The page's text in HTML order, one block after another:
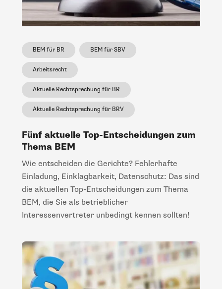
BEM für BR BEM für SBV
Arbeitsrecht
Aktuelle Rechtsprechung für BR
Aktuelle Rechtsprechung für BRV
Fünf aktuelle Top-Entscheidungen zum
Thema BEM
Wie entscheiden die Gerichte? Fehlerhafte
Einladung, Einklagbarkeit, Datenschutz: Das sind
die aktuellen Top-Entscheidungen zum Thema
BEM, die Sie als betrieblicher
Interessenvertreter unbedingt kennen sollten!